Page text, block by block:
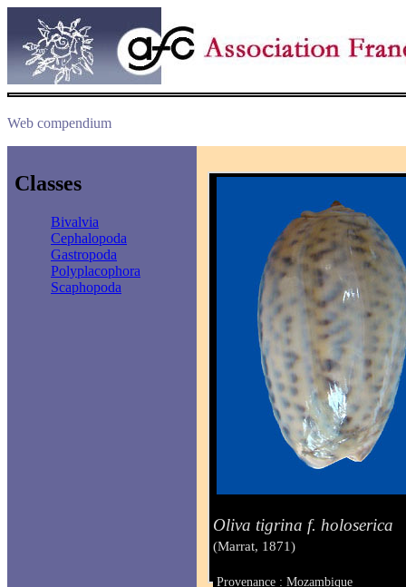
Web compendium
Classes
Bivalvia
Cephalopoda
Gastropoda
Polyplacophora
Scaphopoda
Oliva tigrina f. holoserica
(Marrat, 1871)
Provenance : Mozambique